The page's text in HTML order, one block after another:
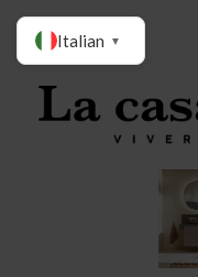
Italian ▼